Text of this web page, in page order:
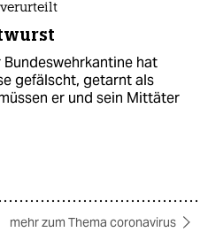
hat
gefälscht, getarnt als
er und sein Mittäter
mehr zum Thema coronavirus